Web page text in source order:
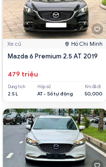
Xe cũ Hồ Chí Minh
Mazda 6 Premium 2.5 AT 2019
479 triệu
Dung tích
2.5 L
Hộp số
AT - Số tự động
Km đã đi
50,000